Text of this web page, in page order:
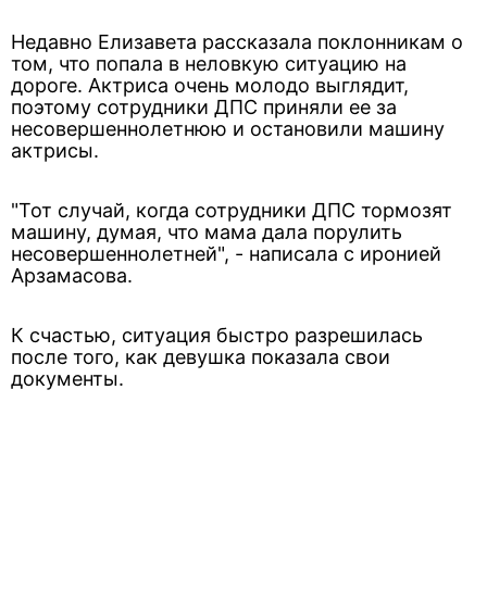
Недавно Елизавета рассказала поклонникам о
том, что попала в неловкую ситуацию на
дороге. Актриса очень молодо выглядит,
поэтому сотрудники ДПС приняли ее за
несовершеннолетнюю и остановили машину
актрисы.
"Тот случай, когда сотрудники ДПС тормозят
машину, думая, что мама дала порулить
несовершеннолетней", - написала с иронией
Арзамасова.
К счастью, ситуация быстро разрешилась
после того, как девушка показала свои
документы.